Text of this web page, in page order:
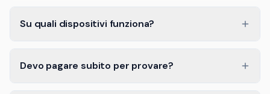
Su quali dispositivi funziona?
Devo pagare subito per provare?